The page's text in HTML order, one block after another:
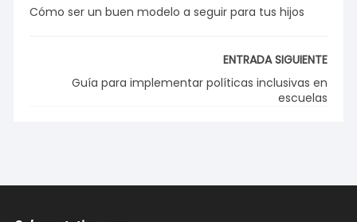
Cómo ser un buen modelo a seguir para tus hijos
ENTRADA SIGUIENTE
Guía para implementar políticas inclusivas en
escuelas